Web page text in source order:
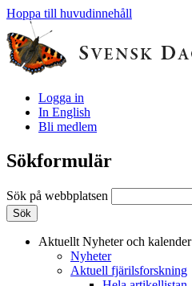
Hoppa till huvudinnehåll
Logga in
In English
Bli medlem
Sökformulär
Sök på webbplatsen
Aktuellt Nyheter och kalender
Nyheter
Aktuell fjärilsforskning